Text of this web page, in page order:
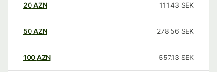
20AZN 111.43 SEK
50AZN 278.56 SEK
100AZN 557.13 SEK